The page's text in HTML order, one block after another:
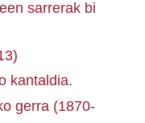
sarrerak bi
kantaldia.
gerra (1870-